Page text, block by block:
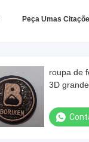
Peça Umas
roupa de
3D